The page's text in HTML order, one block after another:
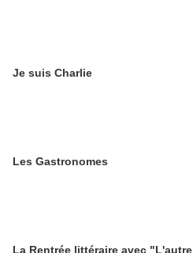
Je suis Charlie
Les Gastronomes
La Rentrée littéraire avec "L'autre